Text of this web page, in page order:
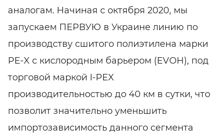
аналогам. Начиная с октября 2020, мы
запускаем ПЕРВУЮ в Украине линию по
производству сшитого полиэтилена марки
PE-X с кислородным барьером (EVOH), под
торговой маркой I-PEX
производительностью до 40 км в сутки, что
позволит значительно уменьшить
импортозависимость данного сегмента